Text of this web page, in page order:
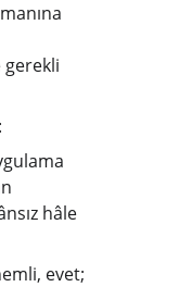
gerekli
hâle
evet;